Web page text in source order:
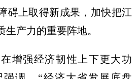
碍上取得新成果，加快把江
产力的重要阵地。
增强经济韧性上下更大功